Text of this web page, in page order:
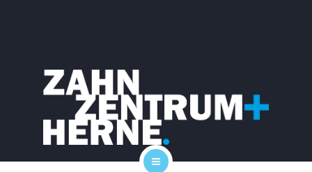
LEISTUNGEN
KOSTEN
SERVICE